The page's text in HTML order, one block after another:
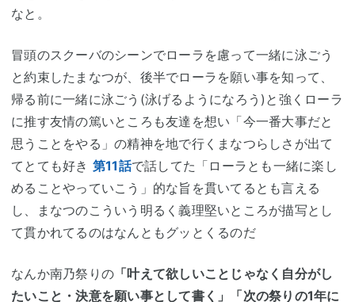
なと。
冒頭のスクーバのシーンでローラを慮って一緒に泳ごう
と約束したまなつが、後半でローラを願い事を知って、
帰る前に一緒に泳ごう(泳げるようになろう)と強くローラ
に推す友情の篤いところも友達を想い「今一番大事だと
思うことをやる」の精神を地で行くまなつらしさが出て
てとても好き 第11話で話してた「ローラとも一緒に楽し
めることやっていこう」的な旨を貫いてるとも言える
し、まなつのこういう明るく義理堅いところが描写とし
て貫かれてるのはなんともグッとくるのだ
なんか南乃祭りの 「叶えて欲しいことじゃなく自分がし
たいこと・決意を願い事として書く」「次の祭りの1年に